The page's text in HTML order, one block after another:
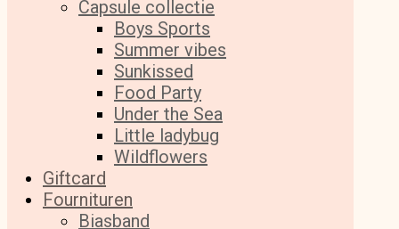
Capsule collectie
Boys Sports
Summer vibes
Sunkissed
Food Party
Under the Sea
Little ladybug
Wildflowers
Giftcard
Fournituren
Biasband